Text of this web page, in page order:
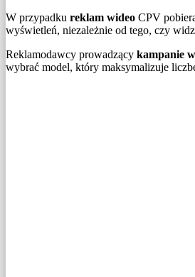
W przypadku reklam wideo CPV
wyświetleń, niezależnie od tego, czy
Reklamodawcy prowadzący kampanie
wybrać model, który maksymalizuje